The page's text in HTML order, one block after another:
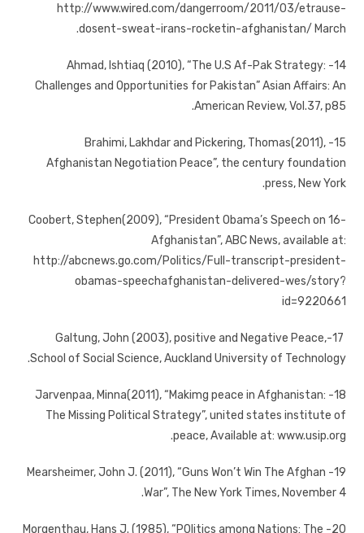
http://www.wired.com/dangerroom/2011/03/etrause-
dosent-sweat-irans-rocketin-afghanistan/ March.
14- Ahmad, Ishtiaq (2010), “The U.S Af-Pak Strategy:
Challenges and Opportunities for Pakistan” Asian Affairs: An
American Review, Vol.37, p85.
15- Brahimi, Lakhdar and Pickering, Thomas(2011),
Afghanistan Negotiation Peace”, the century foundation
press, New York.
-16 Coobert, Stephen(2009), “President Obama’s Speech on
Afghanistan”, ABC News, available at:
http://abcnews.go.com/Politics/Full-transcript-president-
obamas-speechafghanistan-delivered-wes/story?
id=9220661
17-Galtung, John (2003), positive and Negative Peace,
School of Social Science, Auckland University of Technology.
18- Jarvenpaa, Minna(2011), “Makimg peace in Afghanistan:
The Missing Political Strategy”, united states institute of
peace, Available at: www.usip.org.
19- Mearsheimer, John J. (2011), “Guns Won’t Win The Afghan
War”, The New York Times, November 4.
20- Morgenthau, Hans J. (1985), “P0litics among Nations: The